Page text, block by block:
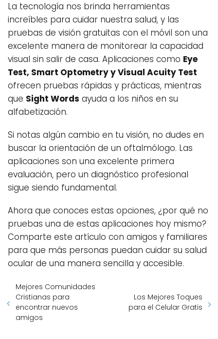
La tecnología nos brinda herramientas
increíbles para cuidar nuestra salud, y las
pruebas de visión gratuitas con el móvil son una
excelente manera de monitorear la capacidad
visual sin salir de casa. Aplicaciones como Eye
Test, Smart Optometry y Visual Acuity Test
ofrecen pruebas rápidas y prácticas, mientras
que Sight Words ayuda a los niños en su
alfabetización.
Si notas algún cambio en tu visión, no dudes en
buscar la orientación de un oftalmólogo. Las
aplicaciones son una excelente primera
evaluación, pero un diagnóstico profesional
sigue siendo fundamental.
Ahora que conoces estas opciones, ¿por qué no
pruebas una de estas aplicaciones hoy mismo?
Comparte este artículo con amigos y familiares
para que más personas puedan cuidar su salud
ocular de una manera sencilla y accesible.
Mejores Comunidades
Cristianas para
encontrar nuevos
amigos
Los Mejores Toques
para el Celular Gratis